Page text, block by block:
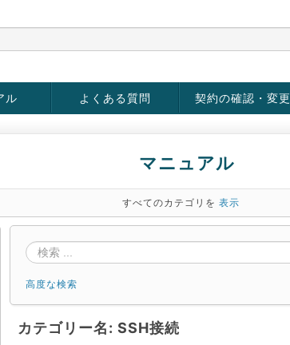
ル よくある質問 契約の確認・変更
マニュアル
すべてのカテゴリを 表示
高度な検索
カテゴリー名: SSH接続